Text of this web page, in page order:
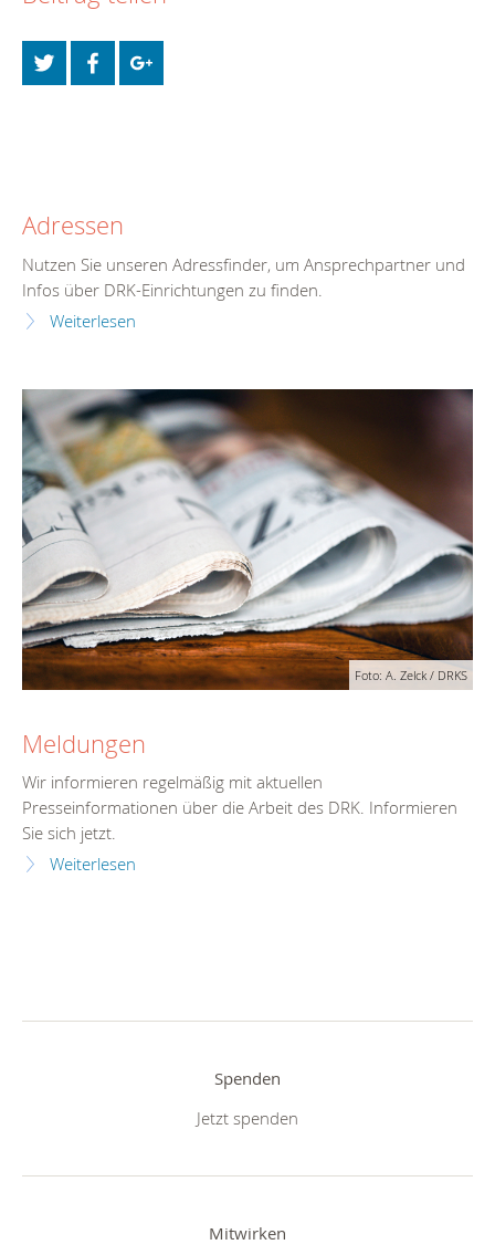
Adressen
Nutzen Sie unseren Adressfinder, um Ansprechpartner und
Infos über DRK-Einrichtungen zu finden.
Weiterlesen
Foto: A. Zelck / DRKS
Meldungen
Wir informieren regelmäßig mit aktuellen
Presseinformationen über die Arbeit des DRK. Informieren
Sie sich jetzt.
Weiterlesen
Spenden
Jetzt spenden
Mitwirken